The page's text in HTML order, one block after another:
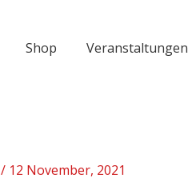
Shop Veranstaltungen
/ 12 November, 2021